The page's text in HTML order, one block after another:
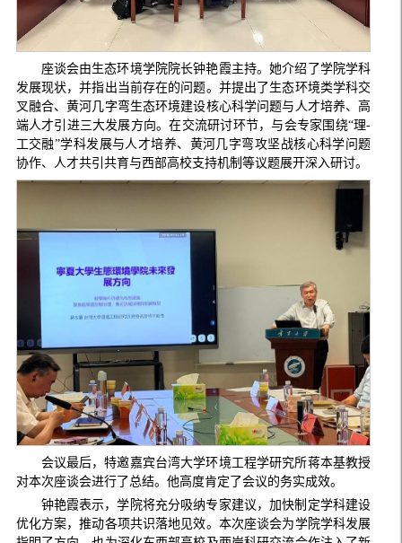
座谈会由生态环境学院院长钟艳霞主持。她介绍了学院学科
发展现状，并指出当前存在的问题。并提出了生态环境类学科交
叉融合、黄河几字弯生态环境建设核心科学问题与人才培养、高
端人才引进三大发展方向。在交流研讨环节，与会专家围绕“理-
工交融”学科发展与人才培养、黄河几字弯攻坚战核心科学问题
协作、人才共引共育与西部高校支持机制等议题展开深入研讨。
会议最后，特邀嘉宾台湾大学环境工程学研究所蒋本基教授
对本次座谈会进行了总结。他高度肯定了会议的务实成效。
钟艳霞表示，学院将充分吸纳专家建议，加快制定学科建设
优化方案，推动各项共识落地见效。本次座谈会为学院学科发展